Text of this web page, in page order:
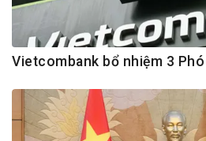
Vietcombank bổ nhiệm 3